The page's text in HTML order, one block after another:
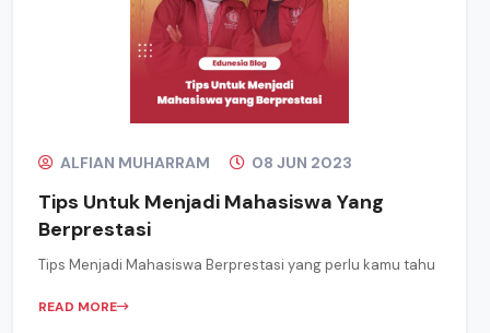
ALFIAN MUHARRAM 08 JUN 2023
Tips Untuk Menjadi Mahasiswa Yang
Berprestasi
Tips Menjadi Mahasiswa Berprestasi yang perlu kamu tahu
READ MORE